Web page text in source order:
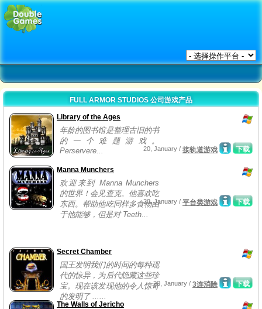
FULL ARMOR STUDIOS 公司游戏产品
Library of the Ages
年龄的图书馆是整理古旧的书
的一个难题游戏。
Perservere...
下载
20, January / 接轨道游戏
Manna Munchers
欢迎来到 Manna Munchers
的世界！会见查克。他喜欢吃
东西。帮助他吃同样多食物由
于他能够，但是对 Teeth...
下载
20, January / 平台类游戏
Secret Chamber
国王发明我们的时间的每种现
代的惊异，为后代隐藏这些珍
宝。现在该发现他的令人惊奇
的发明了 ......
下载
20, January / 3连消除
The Walls of Jericho